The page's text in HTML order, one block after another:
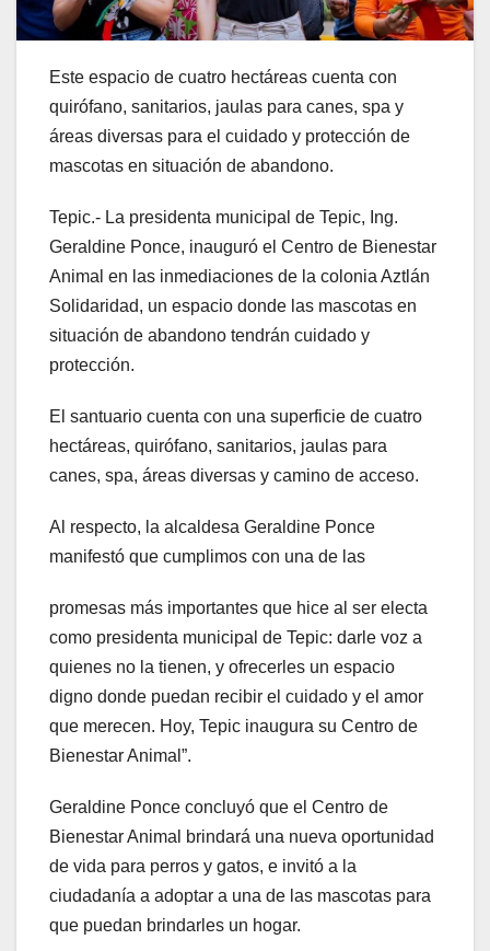
Este espacio de cuatro hectáreas cuenta con
quirófano, sanitarios, jaulas para canes, spa y
áreas diversas para el cuidado y protección de
mascotas en situación de abandono.
Tepic.- La presidenta municipal de Tepic, Ing.
Geraldine Ponce, inauguró el Centro de Bienestar
Animal en las inmediaciones de la colonia Aztlán
Solidaridad, un espacio donde las mascotas en
situación de abandono tendrán cuidado y
protección.
El santuario cuenta con una superficie de cuatro
hectáreas, quirófano, sanitarios, jaulas para
canes, spa, áreas diversas y camino de acceso.
Al respecto, la alcaldesa Geraldine Ponce
manifestó que cumplimos con una de las
promesas más importantes que hice al ser electa
como presidenta municipal de Tepic: darle voz a
quienes no la tienen, y ofrecerles un espacio
digno donde puedan recibir el cuidado y el amor
que merecen. Hoy, Tepic inaugura su Centro de
Bienestar Animal”.
Geraldine Ponce concluyó que el Centro de
Bienestar Animal brindará una nueva oportunidad
de vida para perros y gatos, e invitó a la
ciudadanía a adoptar a una de las mascotas para
que puedan brindarles un hogar.